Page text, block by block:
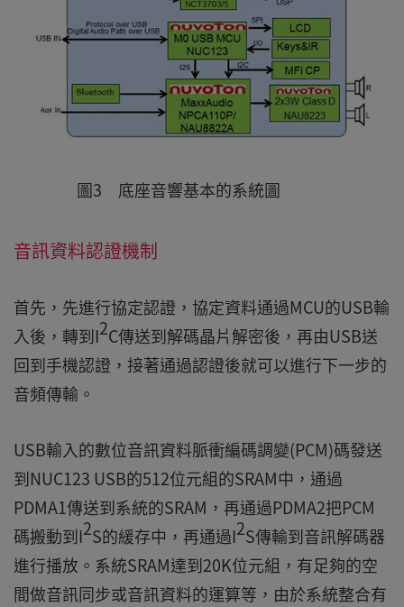
圖3 底座音響基本的系統圖
音訊資料認證機制
首先，先進行協定認證，協定資料通過MCU的USB輸
入後，轉到I2C傳送到解碼晶片解密後，再由USB送
回到手機認證，接著通過認證後就可以進行下一步的
音頻傳輸。
USB輸入的數位音訊資料脈衝編碼調變(PCM)碼發送
到NUC123 USB的512位元組的SRAM中，通過
PDMA1傳送到系統的SRAM，再通過PDMA2把PCM
碼搬動到I2S的緩存中，再通過I2S傳輸到音訊解碼器
進行播放。系統SRAM達到20K位元組，有足夠的空
間做音訊同步或音訊資料的運算等，由於系統整合有